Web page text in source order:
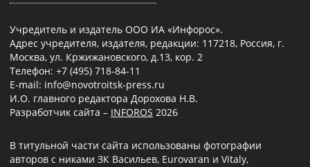
Учредитель и издатель ООО ИА «Инфорос».
Адрес учредителя, издателя, редакции: 117218, Россия, г.
Москва, ул. Кржижановского, д.13, кор. 2
Телефон: +7 (495) 718-84-11
E-mail: info@novotroitsk-press.ru
И.О. главного редактора Дорохова Н.В.
Разработчик сайта – INFOROS 2026
В титульной части сайта использованы фотографии
авторов с никами ЗК Васильев, Eurovaran и Vitaly,